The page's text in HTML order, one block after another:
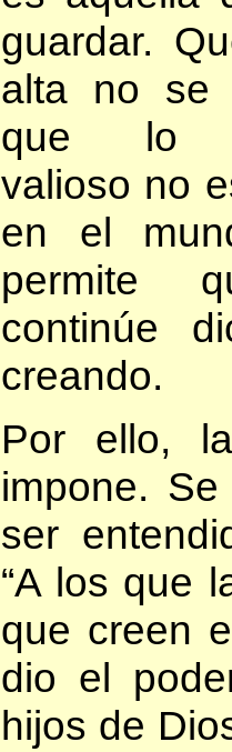
guardar.
alta no se
que lo
valioso no
en el
permite
continúe
creando.
Por ello,
impone.
ser
“A los que
que creen
dio el
hijos de